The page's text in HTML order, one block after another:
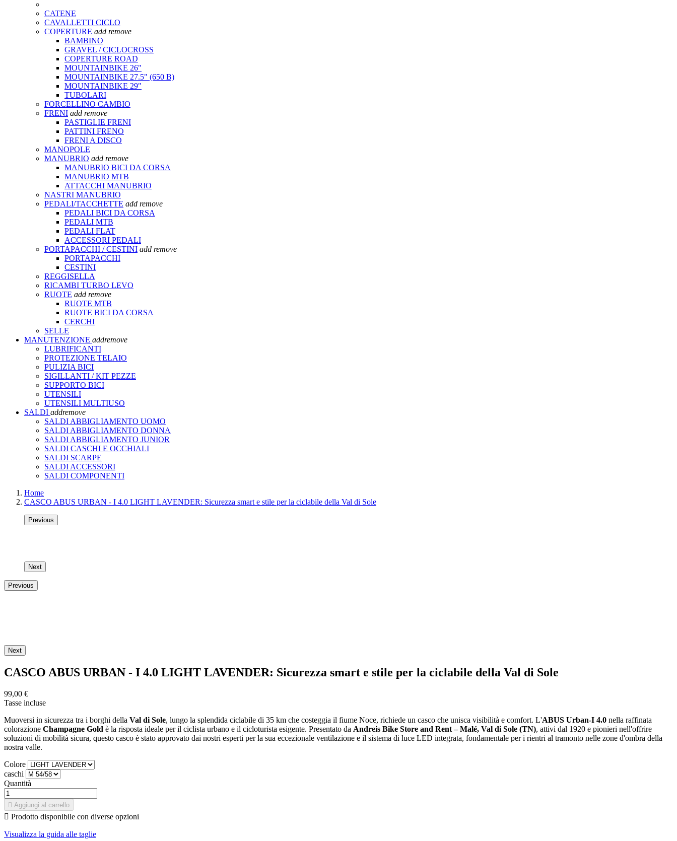
CATENE
CAVALLETTI CICLO
COPERTURE add remove
BAMBINO
GRAVEL / CICLOCROSS
COPERTURE ROAD
MOUNTAINBIKE 26"
MOUNTAINBIKE 27.5" (650 B)
MOUNTAINBIKE 29"
TUBOLARI
FORCELLINO CAMBIO
FRENI add remove
PASTIGLIE FRENI
PATTINI FRENO
FRENI A DISCO
MANOPOLE
MANUBRIO add remove
MANUBRIO BICI DA CORSA
MANUBRIO MTB
ATTACCHI MANUBRIO
NASTRI MANUBRIO
PEDALI/TACCHETTE add remove
PEDALI BICI DA CORSA
PEDALI MTB
PEDALI FLAT
ACCESSORI PEDALI
PORTAPACCHI / CESTINI add remove
PORTAPACCHI
CESTINI
REGGISELLA
RICAMBI TURBO LEVO
RUOTE add remove
RUOTE MTB
RUOTE BICI DA CORSA
CERCHI
SELLE
MANUTENZIONE addremove
LUBRIFICANTI
PROTEZIONE TELAIO
PULIZIA BICI
SIGILLANTI / KIT PEZZE
SUPPORTO BICI
UTENSILI
UTENSILI MULTIUSO
SALDI addremove
SALDI ABBIGLIAMENTO UOMO
SALDI ABBIGLIAMENTO DONNA
SALDI ABBIGLIAMENTO JUNIOR
SALDI CASCHI E OCCHIALI
SALDI SCARPE
SALDI ACCESSORI
SALDI COMPONENTI
Home
CASCO ABUS URBAN - I 4.0 LIGHT LAVENDER: Sicurezza smart e stile per la ciclabile della Val di Sole
Previous
Next
Previous
Next
CASCO ABUS URBAN - I 4.0 LIGHT LAVENDER: Sicurezza smart e stile per la ciclabile della Val di Sole
99,00 €
Tasse incluse
Muoversi in sicurezza tra i borghi della Val di Sole, lungo la splendida ciclabile di 35 km che costeggia il fiume Noce, richiede un casco che unisca visibilità e comfort. L'ABUS Urban-I 4.0 nella raffinata
colorazione Champagne Gold è la risposta ideale per il ciclista urbano e il cicloturista esigente. Presentato da Andreis Bike Store and Rent – Malé, Val di Sole (TN), attivi dal 1920 e pionieri nell'offrire
soluzioni di mobilità sicura, questo casco è stato approvato dai nostri esperti per la sua eccezionale ventilazione e il sistema di luce LED integrata, fondamentale per i rientri al tramonto nelle zone d'ombra della
nostra valle.
Colore
caschi
Quantità
 Aggiungi al carrello
 Prodotto disponibile con diverse opzioni
Visualizza la guida alle taglie